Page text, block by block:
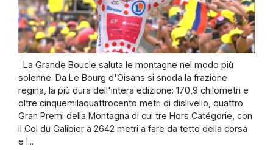
La Grande Boucle saluta le montagne nel modo più
solenne. Da Le Bourg d'Oisans si snoda la frazione
regina, la più dura dell'intera edizione: 170,9 chilometri e
oltre cinquemilaquattrocento metri di dislivello, quattro
Gran Premi della Montagna di cui tre Hors Catégorie, con
il Col du Galibier a 2642 metri a fare da tetto della corsa
e l...